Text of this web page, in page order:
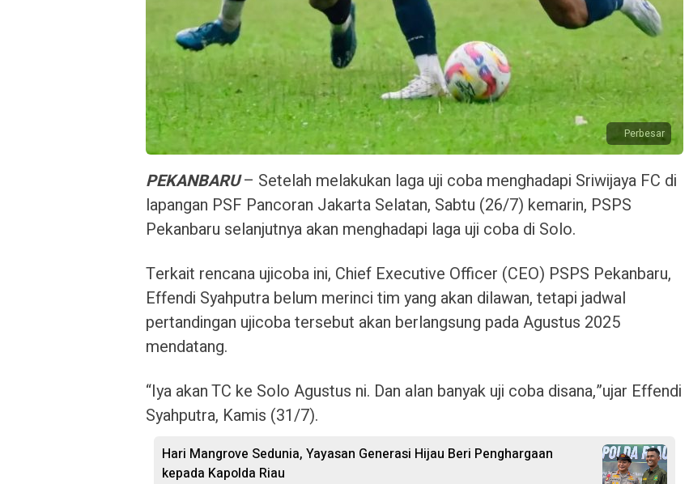
Perbesar
PEKANBARU– Setelah melakukan laga uji coba menghadapi Sriwijaya FC di
lapangan PSF Pancoran Jakarta Selatan, Sabtu (26/7) kemarin, PSPS
Pekanbaru selanjutnya akan menghadapi laga uji coba di Solo.
Terkait rencana ujicoba ini, Chief Executive Officer (CEO) PSPS Pekanbaru,
Effendi Syahputra belum merinci tim yang akan dilawan, tetapi jadwal
pertandingan ujicoba tersebut akan berlangsung pada Agustus 2025
mendatang.
“Iya akan TC ke Solo Agustus ni. Dan alan banyak uji coba disana,”ujar Effendi
Syahputra, Kamis (31/7).
Hari Mangrove Sedunia, Yayasan Generasi Hijau Beri Penghargaan
kepada Kapolda Riau